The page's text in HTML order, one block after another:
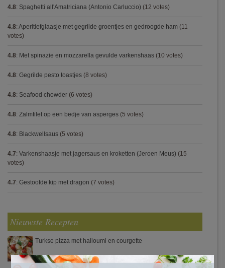
4.8: Spaghetti all'Amatriciana (Antonio Carluccio) (12 votes)
4.8: Aperitiefglaasje met gegrilde groentjes en gedroogde ham (11
votes)
4.8: Met spinazie en mozzarella gevulde varkenshaas (10 votes)
4.8: Gegrilde pesto toastjes (8 votes)
4.8: Seafood chowder (6 votes)
4.8: Zalmfilet op een bedje van asperges (5 votes)
4.8: Blackwellsaus (5 votes)
4.7: Varkenshaasje met jagersaus en kroketten (Jeroen Meus) (15
votes)
4.7: Gestoofde kip met dragon (7 votes)
Nieuwste Recepten
Turkse pizza met halloumi en courgette
×